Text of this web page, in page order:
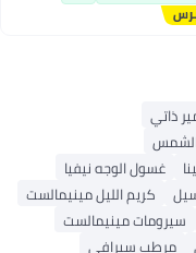
ذاتي
الشمس
غسول الوجه نيفيا
كريم الليل مينيمالست
سيرومات مينيمالست
مرطب سيرافي